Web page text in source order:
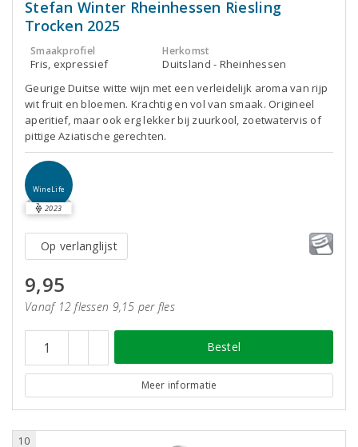
Stefan Winter Rheinhessen Riesling
Trocken 2025
Smaakprofiel
Fris, expressief
Herkomst
Duitsland - Rheinhessen
Geurige Duitse witte wijn met een verleidelijk aroma van rijp
wit fruit en bloemen. Krachtig en vol van smaak. Origineel
aperitief, maar ook erg lekker bij zuurkool, zoetwatervis of
pittige Aziatische gerechten.
WineLife
2023
Op verlanglijst
9,95
Vanaf 12 flessen 9,15 per fles
Bestel
Meer informatie
10